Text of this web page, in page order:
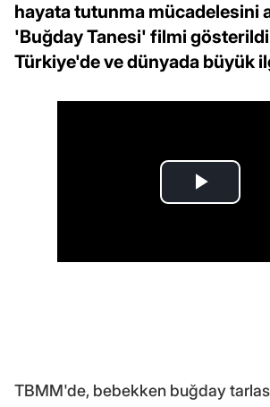
hayata tutunma mücadelesini
'Buğday Tanesi' filmi
Türkiye'de ve dünyada büyük
TBMM'de, bebekken buğday